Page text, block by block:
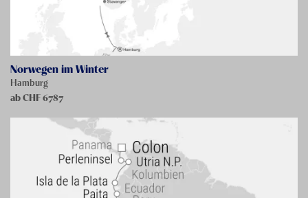
Norwegen im Winter
Hamburg
ab CHF6787